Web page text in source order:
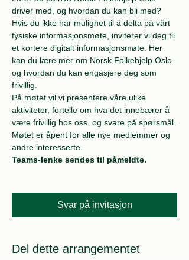
driver med, og hvordan du kan bli med?
Hvis du ikke har mulighet til å delta på vårt
fysiske informasjonsmøte, inviterer vi deg til
et kortere digitalt informasjonsmøte. Her
kan du lære mer om Norsk Folkehjelp Oslo
og hvordan du kan engasjere deg som
frivillig.
På møtet vil vi presentere våre ulike
aktiviteter, fortelle om hva det innebærer å
være frivillig hos oss, og svare på spørsmål.
Møtet er åpent for alle nye medlemmer og
andre interesserte.
Teams-lenke sendes til påmeldte.
Svar på invitasjon
Del dette arrangementet